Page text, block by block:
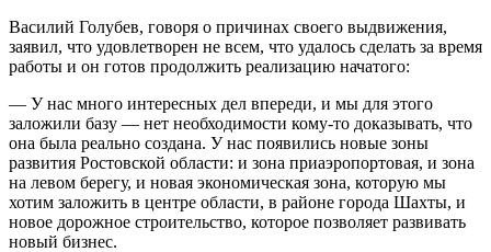
Василий Голубев, говоря о причинах своего выдвижения,
заявил, что удовлетворен не всем, что удалось сделать за время
работы и он готов продолжить реализацию начатого:
— У нас много интересных дел впереди, и мы для этого
заложили базу — нет необходимости кому-то доказывать, что
она была реально создана. У нас появились новые зоны
развития Ростовской области: и зона приаэропортовая, и зона
на левом берегу, и новая экономическая зона, которую мы
хотим заложить в центре области, в районе города Шахты, и
новое дорожное строительство, которое позволяет развивать
новый бизнес.